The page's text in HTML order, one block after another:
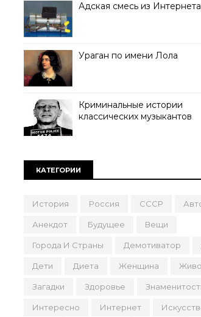
Адская смесь из
Ураган по имени Лола
Криминальные истории
классических музыкантов
КАТЕГОРИИ
История Россия СССР
Анекдот Будущее Вещи
Города И Страны Демотиватор
Дети Диета Женщина
Загадки Здоровье
Интересно Интернет